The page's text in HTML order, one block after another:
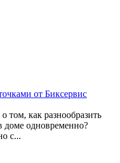
от Биксервис
том, как разнообразить
доме одновременно?
с...